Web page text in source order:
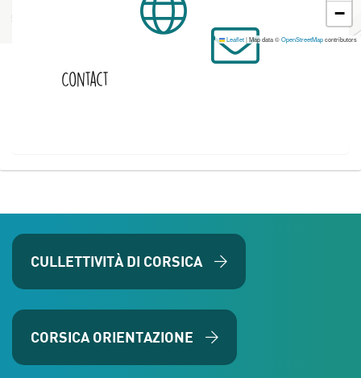
−
Leaflet|Map data ©OpenStreetMapcontributors
Contact
CULLETTIVITÀ DI CORSICA
CORSICA ORIENTAZIONE